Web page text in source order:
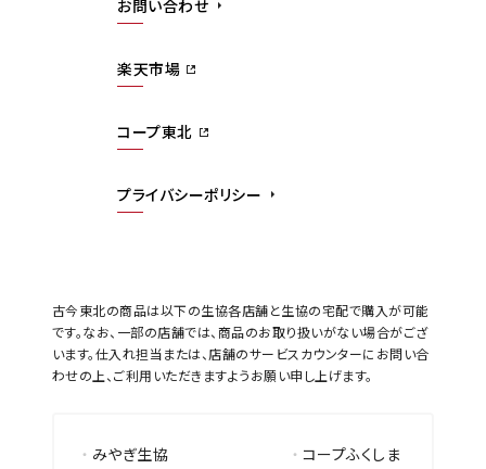
お問い合わせ
楽天市場
コープ東北
プライバシーポリシー
古今東北の商品は以下の生協各店舗と生協の宅配で購入が可能
です。なお、一部の店舗では、商品のお取り扱いがない場合がござ
います。仕入れ担当または、店舗のサービスカウンターにお問い合
わせの上、ご利用いただきますようお願い申し上げます。
みやぎ生協 コープふくしま